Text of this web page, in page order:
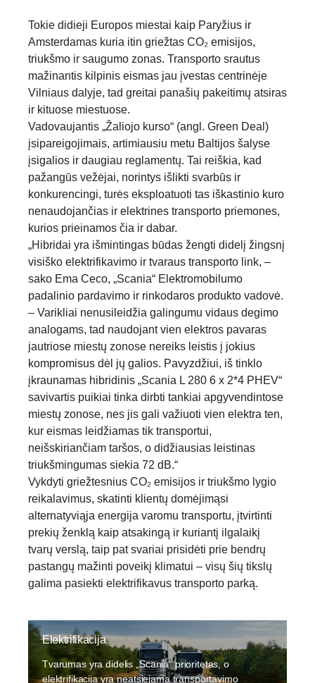
Tokie didieji Europos miestai kaip Paryžius ir
Amsterdamas kuria itin griežtas CO₂ emisijos,
triukšmo ir saugumo zonas. Transporto srautus
mažinantis kilpinis eismas jau įvestas centrinėje
Vilniaus dalyje, tad greitai panašių pakeitimų atsiras
ir kituose miestuose.
Vadovaujantis „Žaliojo kurso“ (angl. Green Deal)
įsipareigojimais, artimiausiu metu Baltijos šalyse
įsigalios ir daugiau reglamentų. Tai reiškia, kad
pažangūs vežėjai, norintys išlikti svarbūs ir
konkurencingi, turės eksploatuoti tas iškastinio kuro
nenaudojančias ir elektrines transporto priemones,
kurios prieinamos čia ir dabar.
„Hibridai yra išmintingas būdas žengti didelį žingsnį
visiško elektrifikavimo ir tvaraus transporto link, –
sako Ema Ceco, „Scania“ Elektromobilumo
padalinio pardavimo ir rinkodaros produkto vadovė.
– Varikliai nenusileidžia galingumu vidaus degimo
analogams, tad naudojant vien elektros pavaras
jautriose miestų zonose nereiks leistis į jokius
kompromisus dėl jų galios. Pavyzdžiui, iš tinklo
įkraunamas hibridinis „Scania L 280 6 x 2*4 PHEV“
savivartis puikiai tinka dirbti tankiai apgyvendintose
miestų zonose, nes jis gali važiuoti vien elektra ten,
kur eismas leidžiamas tik transportui,
neišskiriančiam taršos, o didžiausias leistinas
triukšmingumas siekia 72 dB.“
Vykdyti griežtesnius CO₂ emisijos ir triukšmo lygio
reikalavimus, skatinti klientų domėjimąsi
alternatyviąja energija varomu transportu, įtvirtinti
prekių ženklą kaip atsakingą ir kuriantį ilgalaikį
tvarų verslą, taip pat svariai prisidėti prie bendrų
pastangų mažinti poveikį klimatui – visų šių tikslų
galima pasiekti elektrifikavus transporto parką.
Elektrifikacija
Tvarumas yra didelis „Scania“ prioritetas, o
elektrifikacija yra neatsiejama transportavimo